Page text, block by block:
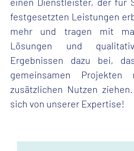
festgesetzten Leistungen
mehr und tragen mit
Lösungen und
Ergebnissen dazu bei,
gemeinsamen
zusätzlichen Nutzen
sich von unserer Expertise!